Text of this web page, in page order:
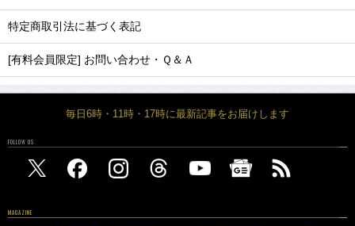
特定商取引法に基づく表記
[有料会員限定] お問い合わせ・Ｑ＆Ａ
毎日6時・11時・17時に最新記事をお届けします
FOLLOW US
MAGAZINE